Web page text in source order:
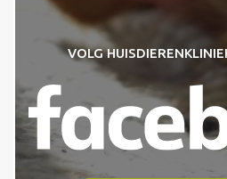
VOLG